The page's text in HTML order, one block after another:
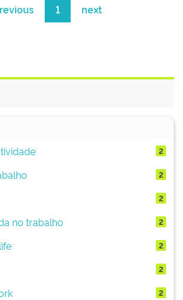
1 next
2
2
2
no trabalho 2
2
2
2